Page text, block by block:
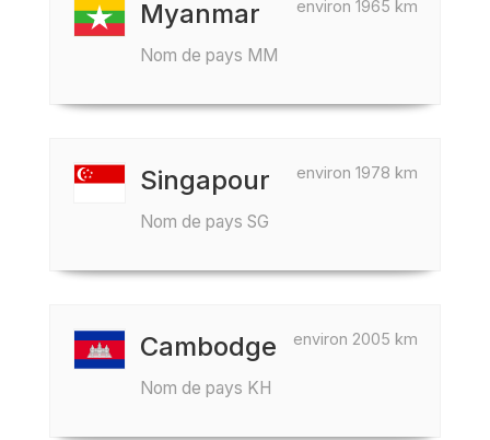
environ 1965 km
Myanmar
Nom de pays MM
environ 1978 km
Singapour
Nom de pays SG
environ 2005 km
Cambodge
Nom de pays KH